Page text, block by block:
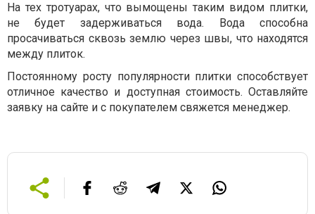
На тех тротуарах, что вымощены таким видом плитки,
не будет задерживаться вода. Вода способна
просачиваться сквозь землю через швы, что находятся
между плиток.
Постоянному росту популярности плитки способствует
отличное качество и доступная стоимость. Оставляйте
заявку на сайте и с покупателем свяжется менеджер.